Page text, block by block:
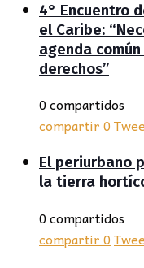
4° Encuentro
el Caribe:
agenda
derechos”
0 compartidos
compartir0
El periurbano
la tierra
0 compartidos
compartir0